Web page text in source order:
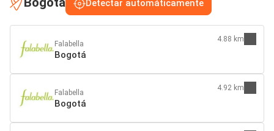
Detectar automáticamente
Falabella
Bogotá
4.88 km
Falabella
Bogotá
4.92 km